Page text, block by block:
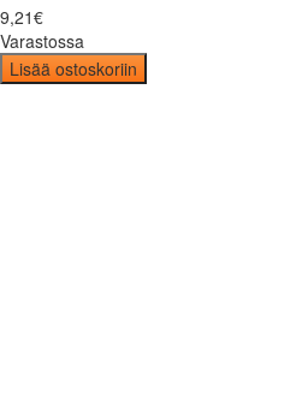
9,21€
Varastossa
Lisää ostoskoriin